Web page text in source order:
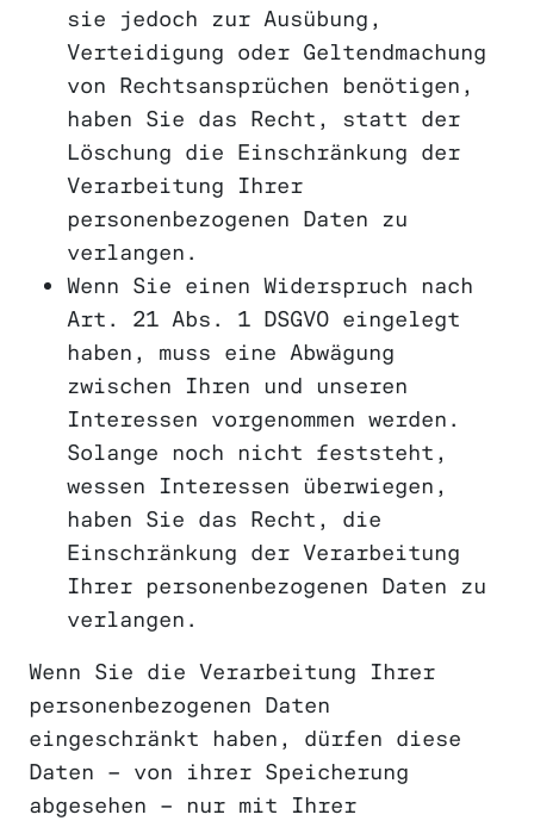
sie jedoch zur Ausübung,
Verteidigung oder Geltendmachung
von Rechtsansprüchen benötigen,
haben Sie das Recht, statt der
Löschung die Einschränkung der
Verarbeitung Ihrer
personenbezogenen Daten zu
verlangen.
Wenn Sie einen Widerspruch nach
Art. 21 Abs. 1 DSGVO eingelegt
haben, muss eine Abwägung
zwischen Ihren und unseren
Interessen vorgenommen werden.
Solange noch nicht feststeht,
wessen Interessen überwiegen,
haben Sie das Recht, die
Einschränkung der Verarbeitung
Ihrer personenbezogenen Daten zu
verlangen.
Wenn Sie die Verarbeitung Ihrer
personenbezogenen Daten
eingeschränkt haben, dürfen diese
Daten – von ihrer Speicherung
abgesehen – nur mit Ihrer